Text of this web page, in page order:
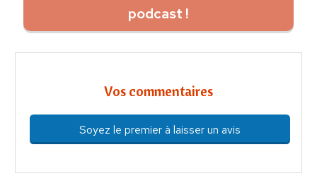
podcast !
Vos commentaires
Soyez le premier à laisser un avis